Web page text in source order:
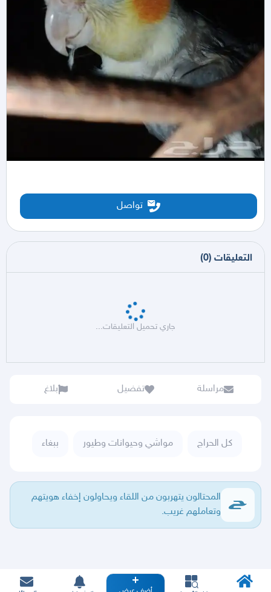
تواصل
التعليقات (
0
)
جاري تحميل التعليقات...
مراسلة تفضيل بلاغ
كل الحراج مواشي وحيوانات وطيور ببغاء
المحتالون يتهربون من اللقاء ويحاولون إخفاء هويتهم
وتعاملهم غريب.